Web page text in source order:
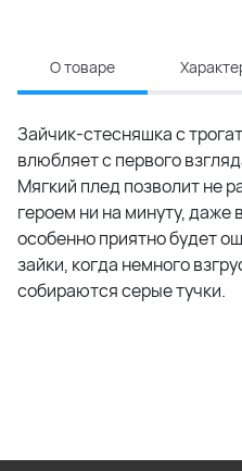
О товаре
Зайчик-стесняшка с
влюбляет с первого
Мягкий плед позволит не
героем ни на минуту, даже
особенно приятно будет
зайки, когда немного
собираются серые тучки.